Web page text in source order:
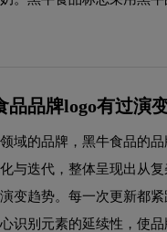
品品牌logo有过演
域的品牌，黑牛食品的
与迭代，整体呈现出从复
变趋势。每一次更新都
识别元素的延续性，使